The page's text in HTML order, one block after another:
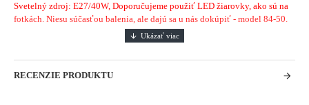
Svetelný zdroj: E27/40W, Doporučujeme použiť LED žiarovky, ako sú na
fotkách. Niesu súčasťou balenia, ale dajú sa u nás dokúpiť - model 84-50.
RECENZIE PRODUKTU